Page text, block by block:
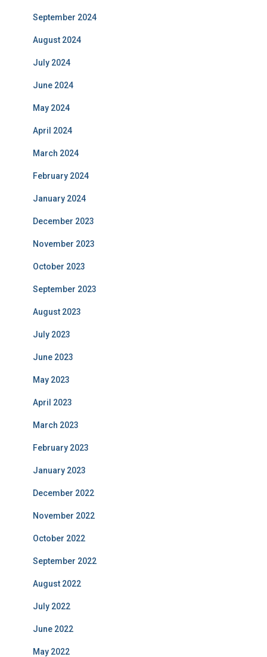
September 2024
August 2024
July 2024
June 2024
May 2024
April 2024
March 2024
February 2024
January 2024
December 2023
November 2023
October 2023
September 2023
August 2023
July 2023
June 2023
May 2023
April 2023
March 2023
February 2023
January 2023
December 2022
November 2022
October 2022
September 2022
August 2022
July 2022
June 2022
May 2022